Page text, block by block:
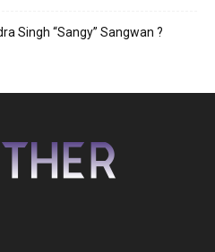
Singh “Sangy” Sangwan ?